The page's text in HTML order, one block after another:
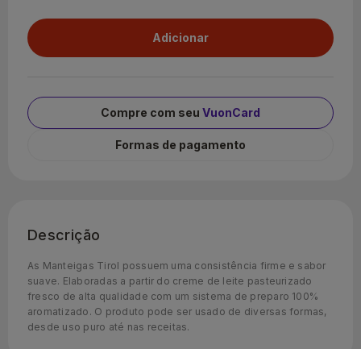
Compre com seu VuonCard
Formas de pagamento
Descrição
As Manteigas Tirol possuem uma consistência firme e sabor
suave. Elaboradas a partir do creme de leite pasteurizado
fresco de alta qualidade com um sistema de preparo 100%
aromatizado. O produto pode ser usado de diversas formas,
desde uso puro até nas receitas.